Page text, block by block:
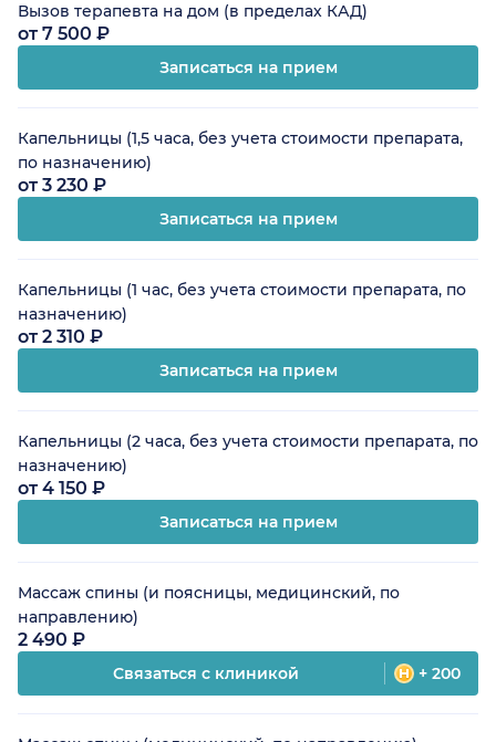
Вызов терапевта на дом (в пределах КАД)
от 7 500 ₽
Записаться на прием
Капельницы (1,5 часа, без учета стоимости препарата,
по назначению)
от 3 230 ₽
Записаться на прием
Капельницы (1 час, без учета стоимости препарата, по
назначению)
от 2 310 ₽
Записаться на прием
Капельницы (2 часа, без учета стоимости препарата, по
назначению)
от 4 150 ₽
Записаться на прием
Массаж спины (и поясницы, медицинский, по
направлению)
2 490 ₽
Связаться с клиникой + 200